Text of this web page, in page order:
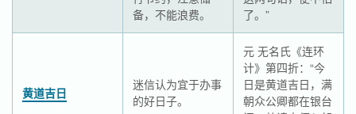
备，不能浪费。
了。”
黄道吉日
迷信认为宜于办事
的好日子。
元 无名氏《连环
计》第四折：“今
日是黄道吉日，满
朝众公卿都在银台